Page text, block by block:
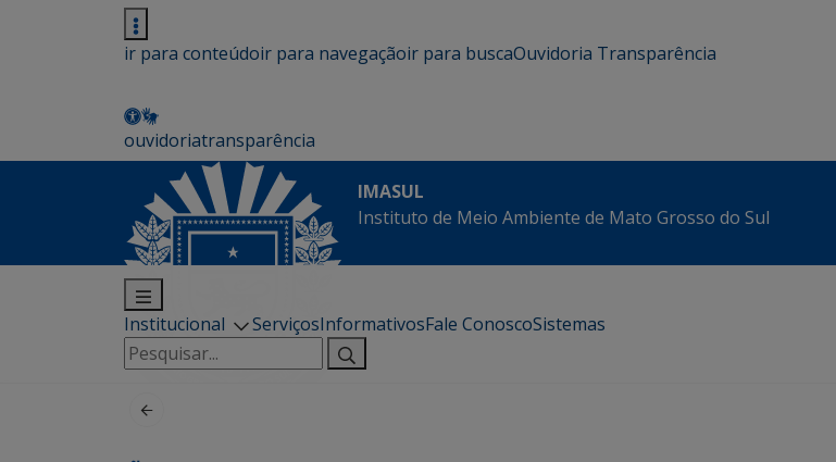
ir para conteúdoir para navegaçãoir para buscaOuvidoria Transparência
ouvidoriatransparência
IMASUL
Instituto de Meio Ambiente de Mato Grosso do Sul
Institucional ServiçosInformativosFale ConoscoSistemas
Pesquisar
por: